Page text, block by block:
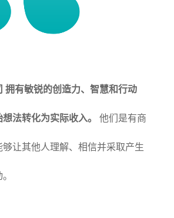
拥有敏锐的创造力、智慧和行动
法转化为实际收入。 他们是有商
够让其他人理解、相信并采取产生